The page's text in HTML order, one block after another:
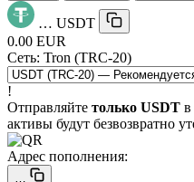
… USDT
0.00 EUR
Сеть: Tron (TRC-20)
!
Отправляйте только USDT в
активы будут безвозвратно
Адрес пополнения: